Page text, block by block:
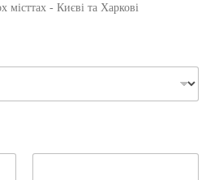
місттах - Києві та Харкові